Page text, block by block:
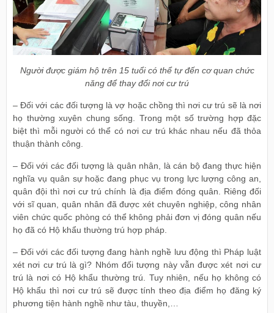
Người được giám hộ trên 15 tuổi có thể tự đến cơ quan chức
năng để thay đổi nơi cư trú
– Đối với các đối tượng là vợ hoặc chồng thì nơi cư trú sẽ là nơi
họ thường xuyên chung sống. Trong một số trường hợp đặc
biệt thì mỗi người có thể có nơi cư trú khác nhau nếu đã thỏa
thuận thành công.
– Đối với các đối tượng là quân nhân, là cán bộ đang thực hiện
nghĩa vụ quân sự hoặc đang phục vụ trong lực lượng công an,
quân đội thì nơi cư trú chính là địa điểm đóng quân. Riêng đối
với sĩ quan, quân nhân đã được xét chuyên nghiệp, công nhân
viên chức quốc phòng có thể không phải đơn vị đóng quân nếu
họ đã có Hộ khẩu thường trú hợp pháp.
– Đối với các đối tượng đang hành nghề lưu động thì Pháp luật
xét nơi cư trú là gì? Nhóm đối tượng này vẫn được xét nơi cư
trú là nơi có Hộ khẩu thường trú. Tuy nhiên, nếu họ không có
Hộ khẩu thì nơi cư trú sẽ được tính theo địa điểm họ đăng ký
phương tiện hành nghề như tàu, thuyền,…